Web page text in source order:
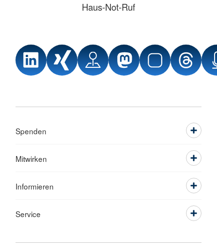
Haus-Not-Ruf
Spenden
Mitwirken
Informieren
Service